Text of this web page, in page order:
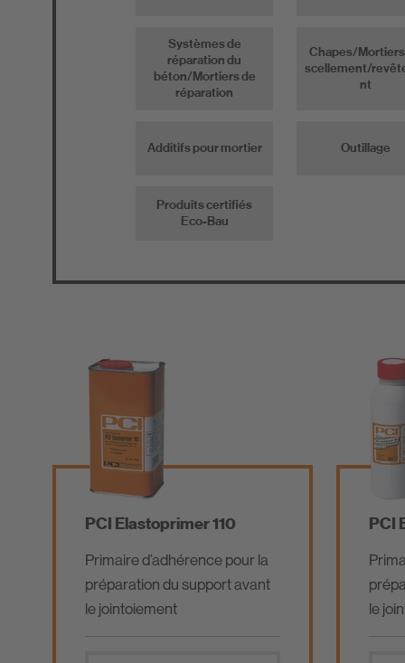
Systèmes de
réparation du
béton/Mortiers de
réparation
Chapes/
scellement/
nt
Additifs pour mortier Outillage
Produits certifiés
Eco-Bau
PCI Elastoprimer 110
Primaire d’adhérence pour la
préparation du support avant
le jointoiement
PCI
le